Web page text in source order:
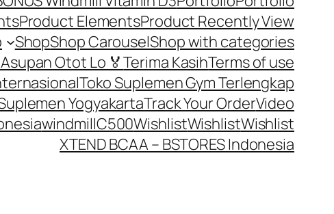
Product ElementsProduct Recently View
ShopShop CarouselShop with categories
Otot Lo 🏅Terima KasihTerms of use
Toko Suplemen Gym Terlengkap
YogyakartaTrack Your OrderVideo
windmillC500WishlistWishlistWishlist
XTEND BCAA – BSTORES Indonesia